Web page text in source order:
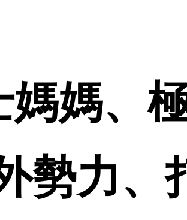
媽、
勢力、